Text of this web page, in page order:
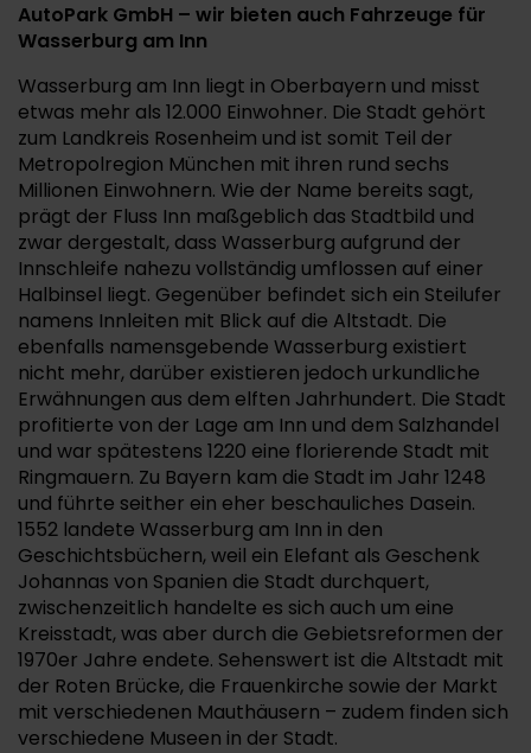
AutoPark GmbH – wir bieten auch Fahrzeuge für
Wasserburg am Inn
Wasserburg am Inn liegt in Oberbayern und misst
etwas mehr als 12.000 Einwohner. Die Stadt gehört
zum Landkreis Rosenheim und ist somit Teil der
Metropolregion München mit ihren rund sechs
Millionen Einwohnern. Wie der Name bereits sagt,
prägt der Fluss Inn maßgeblich das Stadtbild und
zwar dergestalt, dass Wasserburg aufgrund der
Innschleife nahezu vollständig umflossen auf einer
Halbinsel liegt. Gegenüber befindet sich ein Steilufer
namens Innleiten mit Blick auf die Altstadt. Die
ebenfalls namensgebende Wasserburg existiert
nicht mehr, darüber existieren jedoch urkundliche
Erwähnungen aus dem elften Jahrhundert. Die Stadt
profitierte von der Lage am Inn und dem Salzhandel
und war spätestens 1220 eine florierende Stadt mit
Ringmauern. Zu Bayern kam die Stadt im Jahr 1248
und führte seither ein eher beschauliches Dasein.
1552 landete Wasserburg am Inn in den
Geschichtsbüchern, weil ein Elefant als Geschenk
Johannas von Spanien die Stadt durchquert,
zwischenzeitlich handelte es sich auch um eine
Kreisstadt, was aber durch die Gebietsreformen der
1970er Jahre endete. Sehenswert ist die Altstadt mit
der Roten Brücke, die Frauenkirche sowie der Markt
mit verschiedenen Mauthäusern – zudem finden sich
verschiedene Museen in der Stadt.